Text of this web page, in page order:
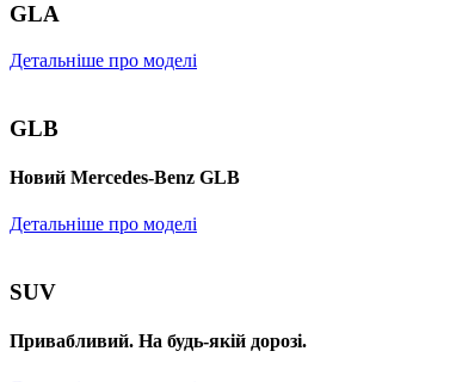
GLA
Детальніше про моделі
GLB
Новий Mercedes-Benz GLB
Детальніше про моделі
SUV
Привабливий. На будь-якій дорозі.